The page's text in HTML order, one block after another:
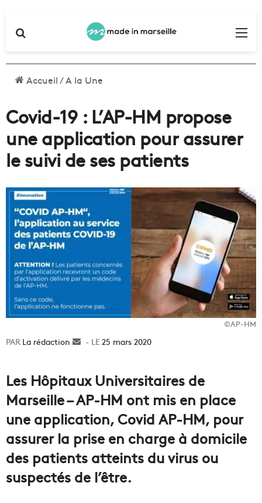
Accueil/A la Une
Covid-19 : L’AP-HM propose
une application pour assurer
le suivi de ses patients
©AP-HM
La rédaction
Envoyer25 mars 2020
Les Hôpitaux Universitaires de
Marseille – AP-HM ont mis en place
une application, Covid AP-HM, pour
assurer la prise en charge à domicile
des patients atteints du virus ou
suspectés de l’être.